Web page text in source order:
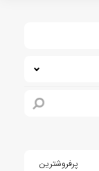
پرفروشترین